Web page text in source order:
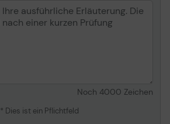
Noch 4000 Zeichen
* Dies ist ein Pflichtfeld